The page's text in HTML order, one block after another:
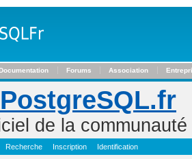
Documentation Forums Association
de la
Recherche Inscription Identification